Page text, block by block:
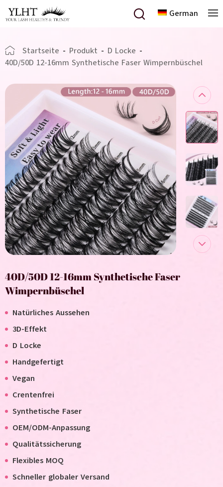
German
Startseite - Produkt - D Locke -
40D/50D 12-16mm Synthetische Faser Wimpernbüschel
40D/50D 12-16mm Synthetische Faser
Wimpernbüschel
Natürliches Aussehen
3D-Effekt
D Locke
Handgefertigt
Vegan
Crentenfrei
Synthetische Faser
OEM/ODM-Anpassung
Qualitätssicherung
Flexibles MOQ
Schneller globaler Versand